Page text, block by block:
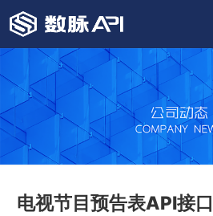
电视节目预告表API接